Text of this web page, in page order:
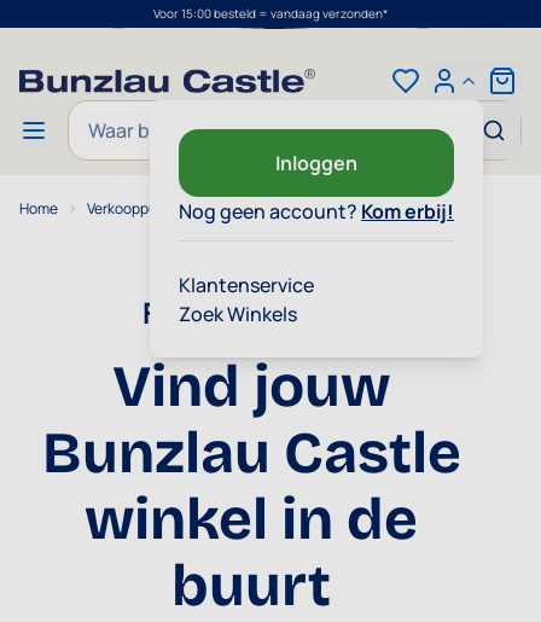
Voor 15:00 besteld = vandaag verzonden*
Inloggen
Nog geen account? Kom erbij!
Klantenservice
Zoek Winkels
Cart
Zoek
Home Verkooppunten
Fysieke winkels
Vind jouw
Bunzlau Castle
winkel in de
buurt